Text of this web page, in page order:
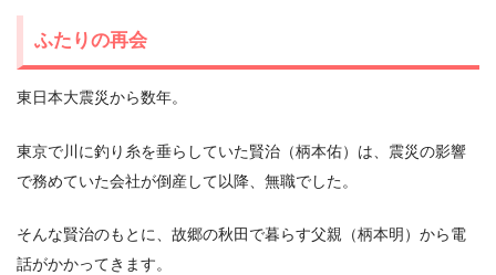
ふたりの再会
東日本大震災から数年。
東京で川に釣り糸を垂らしていた賢治（柄本佑）は、震災の影響
で務めていた会社が倒産して以降、無職でした。
そんな賢治のもとに、故郷の秋田で暮らす父親（柄本明）から電
話がかかってきます。